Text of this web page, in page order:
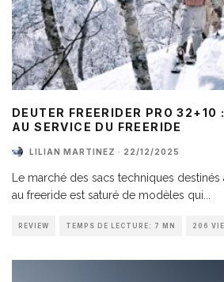
DEUTER FREERIDER PRO 32+10
AU SERVICE DU FREERIDE
LILIAN MARTINEZ · 22/12/2025
Le marché des sacs techniques
au freeride est saturé de modèles qui
REVIEW TEMPS DE LECTURE: 7 MN 206